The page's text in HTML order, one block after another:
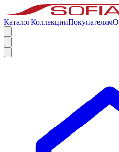
КаталогКоллекцииПокупателямО